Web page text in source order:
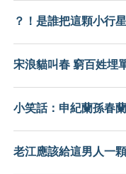
？！是誰把這顆小行
宋浪貓叫春 窮百姓埋
小笑話：申紀蘭孫春
老江應該給這男人一